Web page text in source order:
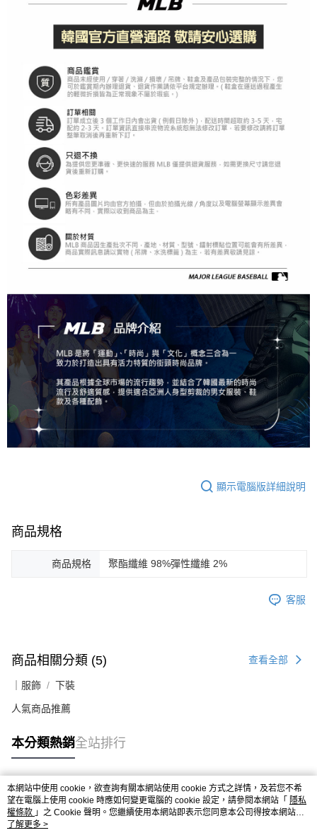
顯示電腦版詳細說明
商品規格
商品規格 聚酯纖維 98%彈性纖維 2%
客服
商品相關分類 (5) 查看全部
｜服飾 下裝
人氣商品推薦
本分類熱銷全站排行
熱門標籤
本網站中使用 cookie，欲查詢有關本網站使用 cookie 方式之詳情，及若您不希
望在電腦上使用 cookie 時應如何變更電腦的 cookie 設定，請參閱本網站「 隱私
權條款 」之 Cookie 聲明。您繼續使用本網站即表示您同意本公司得按本網站使
用條款之 Cookie 聲明使用 cookie。
了解更多 >